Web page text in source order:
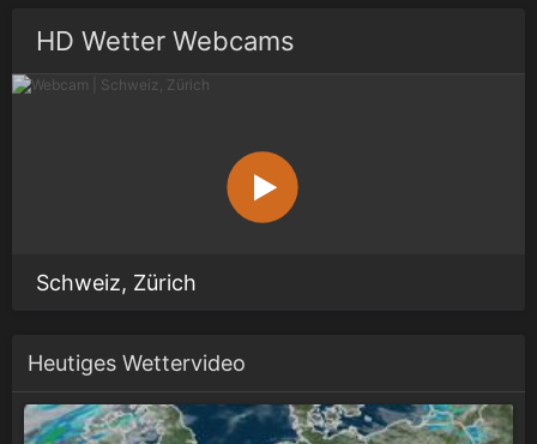
HD Wetter Webcams
Schweiz, Zürich
Heutiges Wettervideo